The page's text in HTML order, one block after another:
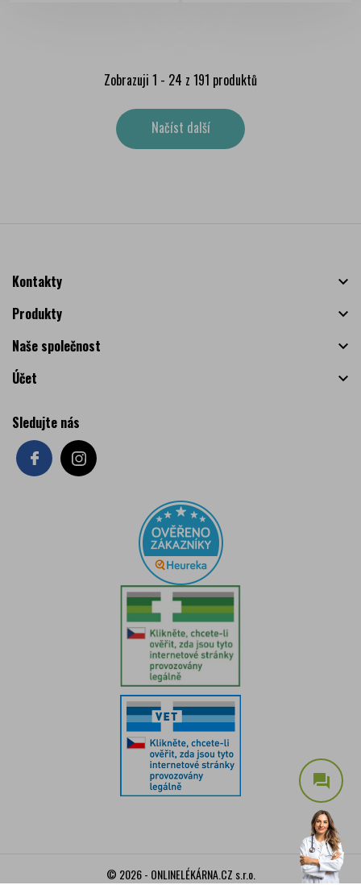
Zobrazuji 1 - 24 z 191 produktů
Načíst další
Kontakty

Produkty

Naše společnost

Účet

Sledujte nás
question_answer
© 2026 - ONLINELÉKÁRNA.CZ s.r.o.